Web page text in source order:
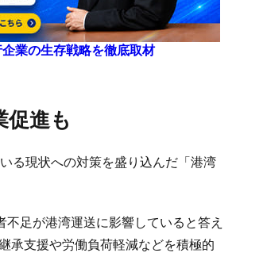
業の生存戦略を徹底取材
促進も
る現状への対策を盛り込んだ「港湾
足が港湾運送に影響していると答え
承支援や労働負荷軽減などを積極的